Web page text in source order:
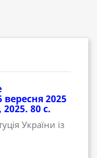
2025
80 с.
України із